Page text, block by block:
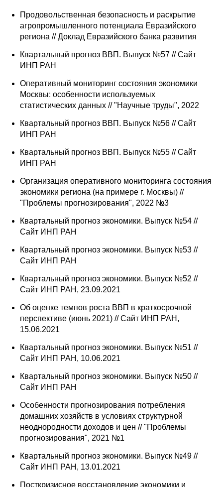
Продовольственная безопасность и раскрытие
агропромышленного потенциала Евразийского
региона // Доклад Евразийского банка развития
Квартальный прогноз ВВП. Выпуск №57 // Сайт
ИНП РАН
Оперативный мониторинг состояния экономики
Москвы: особенности используемых
статистических данных // "Научные труды", 2022
Квартальный прогноз ВВП. Выпуск №56 // Сайт
ИНП РАН
Квартальный прогноз ВВП. Выпуск №55 // Сайт
ИНП РАН
Организация оперативного мониторинга состояния
экономики региона (на примере г. Москвы) //
"Проблемы прогнозирования", 2022 №3
Квартальный прогноз экономики. Выпуск №54 //
Сайт ИНП РАН
Квартальный прогноз экономики. Выпуск №53 //
Сайт ИНП РАН
Квартальный прогноз экономики. Выпуск №52 //
Сайт ИНП РАН, 23.09.2021
Об оценке темпов роста ВВП в краткосрочной
перспективе (июнь 2021) // Сайт ИНП РАН,
15.06.2021
Квартальный прогноз экономики. Выпуск №51 //
Сайт ИНП РАН, 10.06.2021
Квартальный прогноз экономики. Выпуск №50 //
Сайт ИНП РАН
Особенности прогнозирования потребления
домашних хозяйств в условиях структурной
неоднородности доходов и цен // "Проблемы
прогнозирования", 2021 №1
Квартальный прогноз экономики. Выпуск №49 //
Сайт ИНП РАН, 13.01.2021
Посткризисное восстановление экономики и